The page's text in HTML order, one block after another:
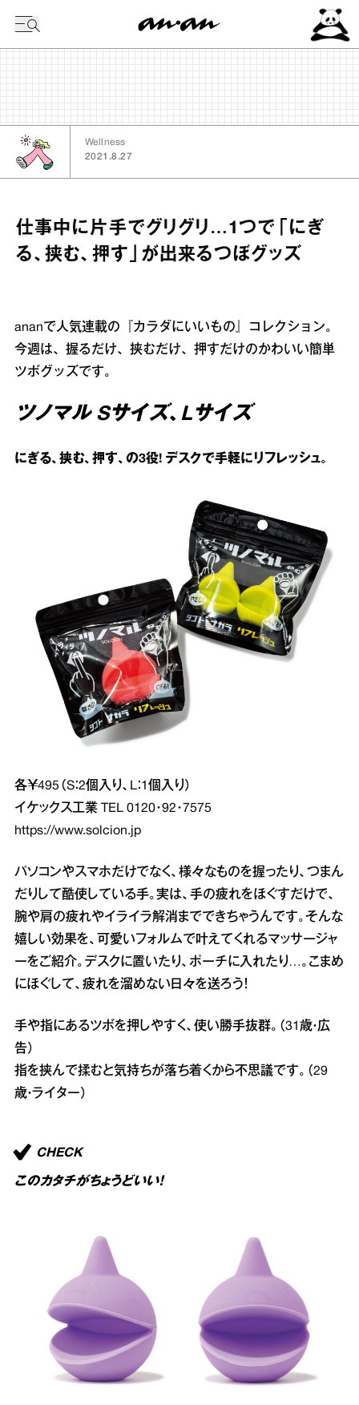
Wellness
2021.8.27
仕事中に片手でグリグリ…1つで「にぎ
る、挟む、押す」が出来るつぼグッズ
ananで人気連載の『カラダにいいもの』コレクション。
今週は、握るだけ、挟むだけ、押すだけのかわいい簡単
ツボグッズです。
ツノマル Sサイズ、Lサイズ
にぎる、挟む、押す、の3役! デスクで手軽にリフレッシュ。
各￥495（S：2個入り、L：1個入り）
イケックス工業 TEL 0120･92･7575
https://www.solcion.jp
パソコンやスマホだけでなく、様々なものを握ったり、つまん
だりして酷使している手。実は、手の疲れをほぐすだけで、
腕や肩の疲れやイライラ解消までできちゃうんです。そんな
嬉しい効果を、可愛いフォルムで叶えてくれるマッサージャ
ーをご紹介。デスクに置いたり、ポーチに入れたり…。こまめ
にほぐして、疲れを溜めない日々を送ろう！
手や指にあるツボを押しやすく、使い勝手抜群。（31歳・広
告）
指を挟んで揉むと気持ちが落ち着くから不思議です。（29
歳・ライター）
CHECK
このカタチがちょうどいい！